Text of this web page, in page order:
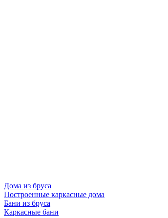
Дома из бруса
Построенные каркасные дома
Бани из бруса
Каркасные бани